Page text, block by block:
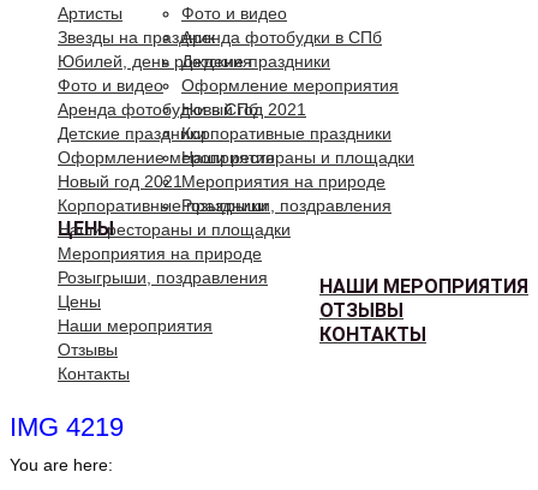
Фото и видео
Аренда фотобудки в СПб
Детские праздники
Оформление мероприятия
Новый год 2021
Корпоративные праздники
Наши рестораны и площадки
Мероприятия на природе
Розыгрыши, поздравления
ЦЕНЫ
НАШИ МЕРОПРИЯТИЯ
ОТЗЫВЫ
КОНТАКТЫ
Артисты
Звезды на праздник
Юбилей, день рождения
Фото и видео
Аренда фотобудки в СПб
Детские праздники
Оформление мероприятия
Новый год 2021
Корпоративные праздники
Наши рестораны и площадки
Мероприятия на природе
Розыгрыши, поздравления
Цены
Наши мероприятия
Отзывы
Контакты
IMG 4219
You are here: